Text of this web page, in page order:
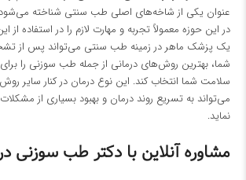
عنوان یکی از شاخه‌های اصلی طب سنتی شناخته
در این حوزه معمولاً تجربه و مهارت لازم را در استفاده از
یک پزشک ماهر در زمینه طب سنتی می‌تواند پس از
شما، بهترین روش‌های درمانی از جمله طب سوزنی را
سلامت شما انتخاب کند. این نوع درمان در کنار سایر
می‌تواند به تسریع روند درمان و بهبود بسیاری از
نماید.
مشاوره آنلاین با دکتر طب سوزنی